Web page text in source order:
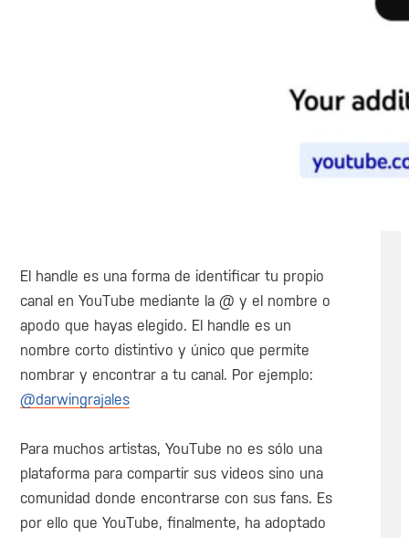
El handle es una forma de identificar tu propio
canal en YouTube mediante la @ y el nombre o
apodo que hayas elegido. El handle es un
nombre corto distintivo y único que permite
nombrar y encontrar a tu canal. Por ejemplo:
@darwingrajales
Para muchos artistas, YouTube no es sólo una
plataforma para compartir sus videos sino una
comunidad donde encontrarse con sus fans. Es
por ello que YouTube, finalmente, ha adoptado